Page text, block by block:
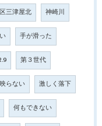
三津屋北 神崎川
手が滑った
第３世代
らない 激しく落下
何もできない